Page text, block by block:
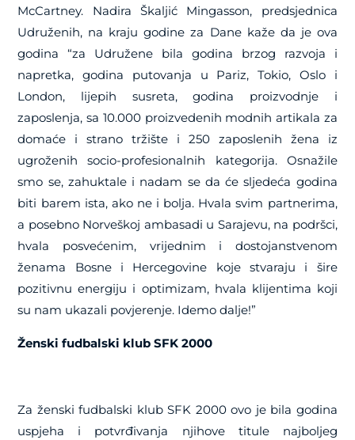
McCartney. Nadira Škaljić Mingasson, predsjednica
Udruženih, na kraju godine za Dane kaže da je ova
godina “za Udružene bila godina brzog razvoja i
napretka, godina putovanja u Pariz, Tokio, Oslo i
London, lijepih susreta, godina proizvodnje i
zaposlenja, sa 10.000 proizvedenih modnih artikala za
domaće i strano tržište i 250 zaposlenih žena iz
ugroženih socio-profesionalnih kategorija. Osnažile
smo se, zahuktale i nadam se da će sljedeća godina
biti barem ista, ako ne i bolja. Hvala svim partnerima,
a posebno Norveškoj ambasadi u Sarajevu, na podršci,
hvala posvećenim, vrijednim i dostojanstvenom
ženama Bosne i Hercegovine koje stvaraju i šire
pozitivnu energiju i optimizam, hvala klijentima koji
su nam ukazali povjerenje. Idemo dalje!”
Ženski fudbalski klub SFK 2000
Za ženski fudbalski klub SFK 2000 ovo je bila godina
uspjeha i potvrđivanja njihove titule najboljeg